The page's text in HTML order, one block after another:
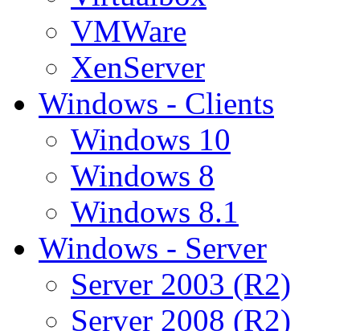
VMWare
XenServer
Windows - Clients
Windows 10
Windows 8
Windows 8.1
Windows - Server
Server 2003 (R2)
Server 2008 (R2)